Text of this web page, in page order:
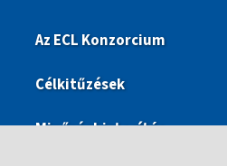
Az ECL Konzorcium
Célkitűzések
Minőségbiztosítás